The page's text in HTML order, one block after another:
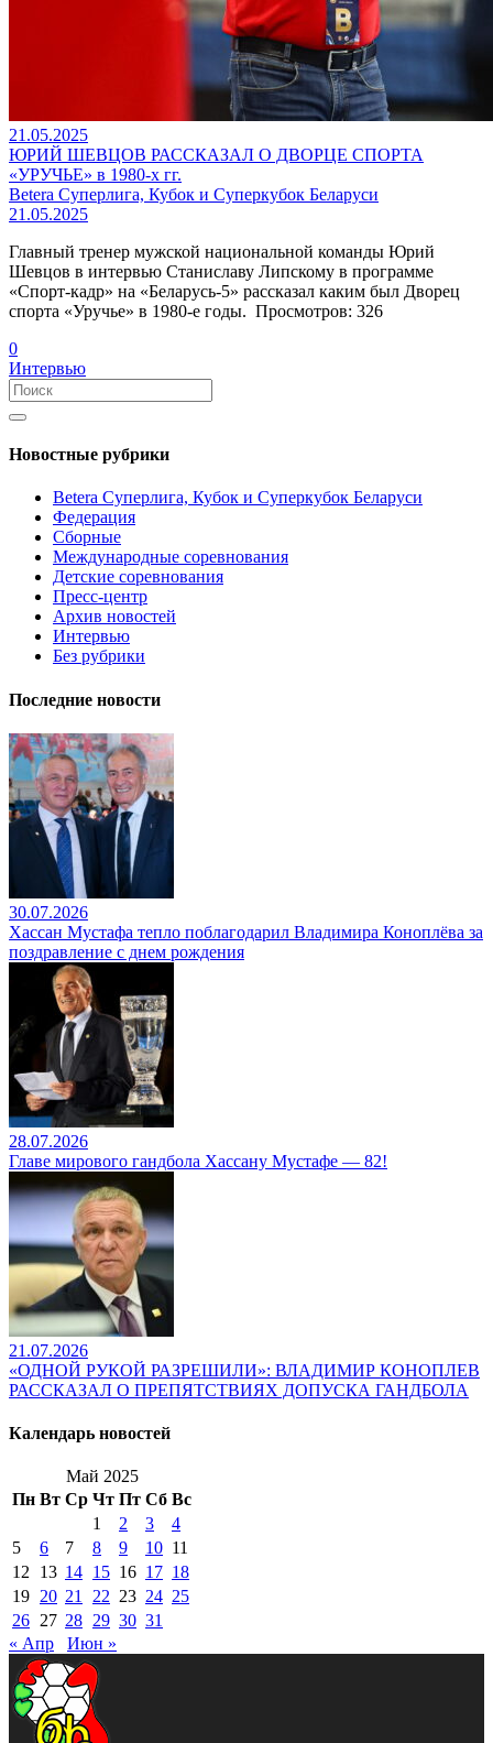
21.05.2025
ЮРИЙ ШЕВЦОВ РАССКАЗАЛ О ДВОРЦЕ СПОРТА
«УРУЧЬЕ» в 1980-х гг.
Betera Суперлига, Кубок и Суперкубок Беларуси
21.05.2025
Главный тренер мужской национальной команды Юрий
Шевцов в интервью Станиславу Липскому в программе
«Спорт-кадр» на «Беларусь-5» рассказал каким был Дворец
спорта «Уручье» в 1980-е годы. Просмотров: 326
0
Интервью
Новостные рубрики
Betera Суперлига, Кубок и Суперкубок Беларуси
Федерация
Сборные
Международные соревнования
Детские соревнования
Пресс-центр
Архив новостей
Интервью
Без рубрики
Последние новости
30.07.2026
Хассан Мустафа тепло поблагодарил Владимира Коноплёва за
поздравление с днем рождения
28.07.2026
Главе мирового гандбола Хассану Мустафе — 82!
21.07.2026
«ОДНОЙ РУКОЙ РАЗРЕШИЛИ»: ВЛАДИМИР КОНОПЛЕВ
РАССКАЗАЛ О ПРЕПЯТСТВИЯХ ДОПУСКА ГАНДБОЛА
Календарь новостей
Май 2025
Пн Вт Ср Чт Пт Сб Вс
1
2 3
4
5
6 7 8 9 10 11
12 13 14 15 16 17 18
19 20 21 22 23 24 25
26 27 28 29 30 31
« Апр
Июн »